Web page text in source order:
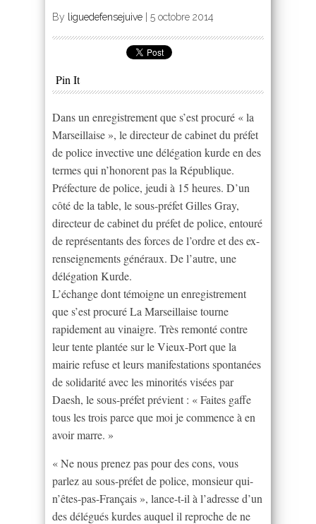
By liguedefensejuive 5 octobre 2014
Pin It
Dans un enregistrement que s’est procuré « la
Marseillaise », le directeur de cabinet du préfet
de police invective une délégation kurde en des
termes qui n’honorent pas la République.
Préfecture de police, jeudi à 15 heures. D’un
côté de la table, le sous-préfet Gilles Gray,
directeur de cabinet du préfet de police, entouré
de représentants des forces de l’ordre et des ex-
renseignements généraux. De l’autre, une
délégation Kurde.
L’échange dont témoigne un enregistrement
que s’est procuré La Marseillaise tourne
rapidement au vinaigre. Très remonté contre
leur tente plantée sur le Vieux-Port que la
mairie refuse et leurs manifestations spontanées
de solidarité avec les minorités visées par
Daesh, le sous-préfet prévient : « Faites gaffe
tous les trois parce que moi je commence à en
avoir marre. »
« Ne nous prenez pas pour des cons, vous
parlez au sous-préfet de police, monsieur qui-
n’êtes-pas-Français », lance-t-il à l’adresse d’un
des délégués kurdes auquel il reproche de ne